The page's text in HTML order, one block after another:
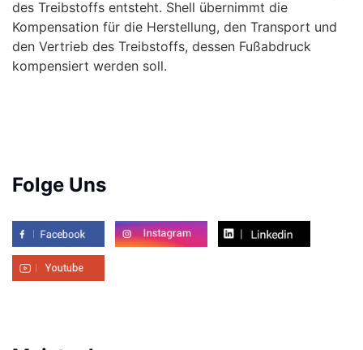
des Treibstoffs entsteht. Shell übernimmt die
Kompensation für die Herstellung, den Transport und
den Vertrieb des Treibstoffs, dessen Fußabdruck
kompensiert werden soll.
Folge Uns